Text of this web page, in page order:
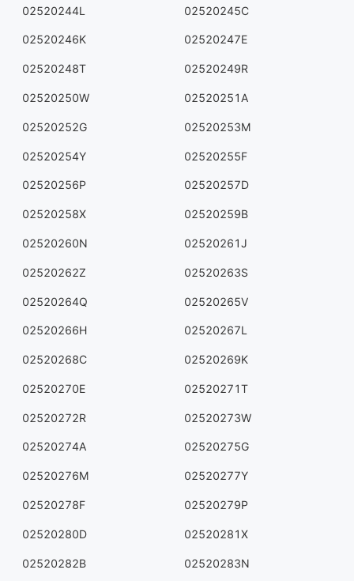
02520244L 02520245C
02520246K 02520247E
02520248T 02520249R
02520250W 02520251A
02520252G 02520253M
02520254Y 02520255F
02520256P 02520257D
02520258X 02520259B
02520260N 02520261J
02520262Z 02520263S
02520264Q 02520265V
02520266H 02520267L
02520268C 02520269K
02520270E 02520271T
02520272R 02520273W
02520274A 02520275G
02520276M 02520277Y
02520278F 02520279P
02520280D 02520281X
02520282B 02520283N